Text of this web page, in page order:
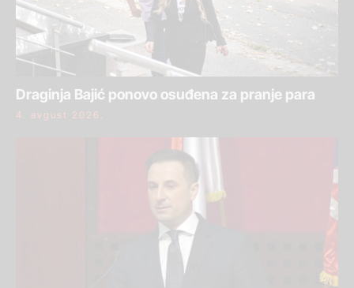
Draginja Bajić ponovo osuđena za pranje para
4. avgust 2026.